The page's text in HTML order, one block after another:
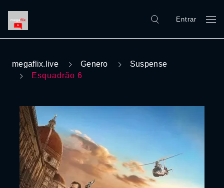
Entrar
megaflix.live Genero
Suspense
Esquadrão 6